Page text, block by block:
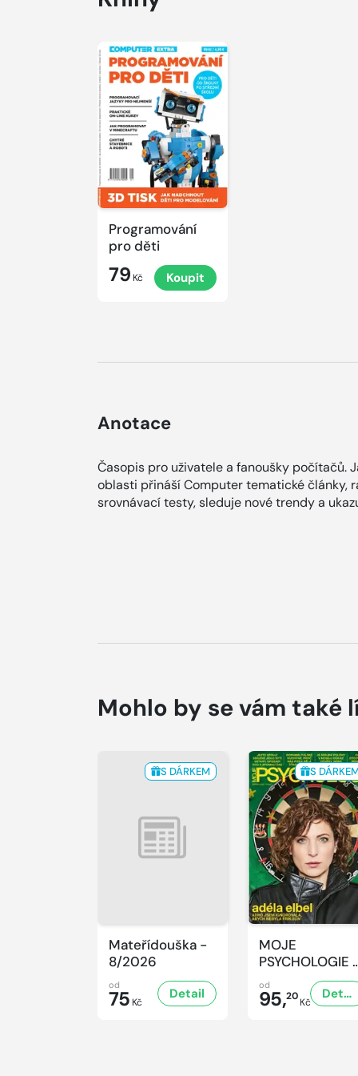
Programování
pro děti
79 Kč Koupit
Anotace
Časopis pro uživatele a fanoušky počítačů.
oblasti přináší Computer tematické články,
srovnávací testy, sleduje nové trendy a
Mohlo by se vám také
S DÁRKEM
Mateřídouška -
8/2026
od
75 Kč
Detail
S
MOJE
PSYCHOLOGIE
8/2026
od
95,20Kč
Detail